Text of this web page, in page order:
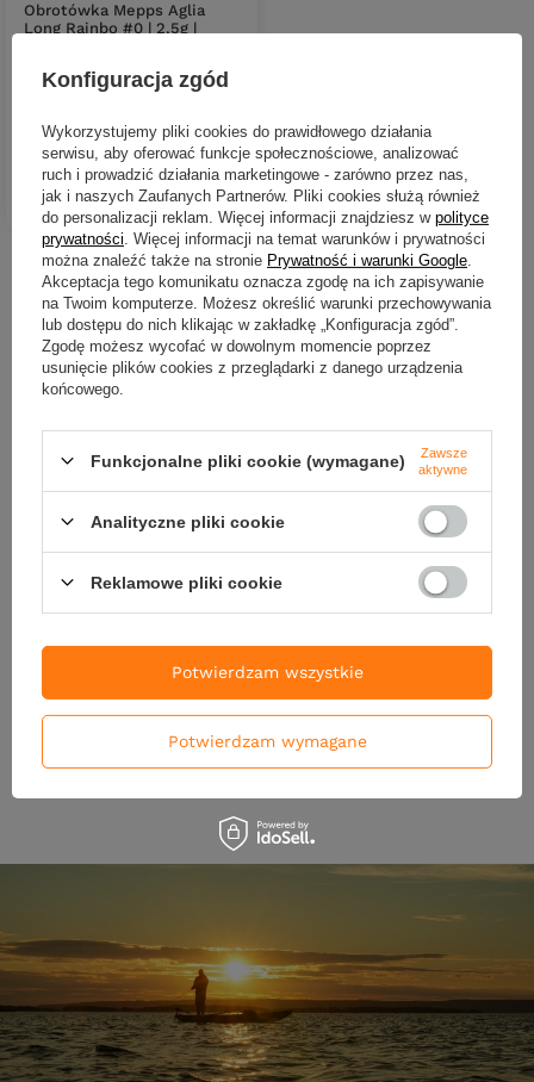
Obrotówka Mepps Aglia
Long Rainbo #0 | 2,5g |
17,19 zł
Ilość produktówDO KOSZYKA
Nowości
Ilość produktówDO KOSZYKA
16,90 zł
Ilość produktów
Konfiguracja zgód
Wykorzystujemy pliki cookies do prawidłowego działania
serwisu, aby oferować funkcje społecznościowe, analizować
ruch i prowadzić działania marketingowe - zarówno przez nas,
jak i naszych Zaufanych Partnerów. Pliki cookies służą również
do personalizacji reklam. Więcej informacji znajdziesz w polityce
prywatności . Więcej informacji na temat warunków i prywatności
można znaleźć także na stronie Prywatność i warunki Google
Akceptacja tego komunikatu oznacza zgodę na ich zapisywanie
na Twoim komputerze. Możesz określić warunki przechowywania
lub dostępu do nich klikając w zakładkę „Konfiguracja zgód”.
Zgodę możesz wycofać w dowolnym momencie poprzez
usunięcie plików cookies z przeglądarki z danego urządzenia
końcowego.
Funkcjonalne pliki cookie (wymagane)
Zawsze
aktywne
Analityczne pliki cookie
Reklamowe pliki cookie
Potwierdzam wymagane
Potwierdzam wszystkie